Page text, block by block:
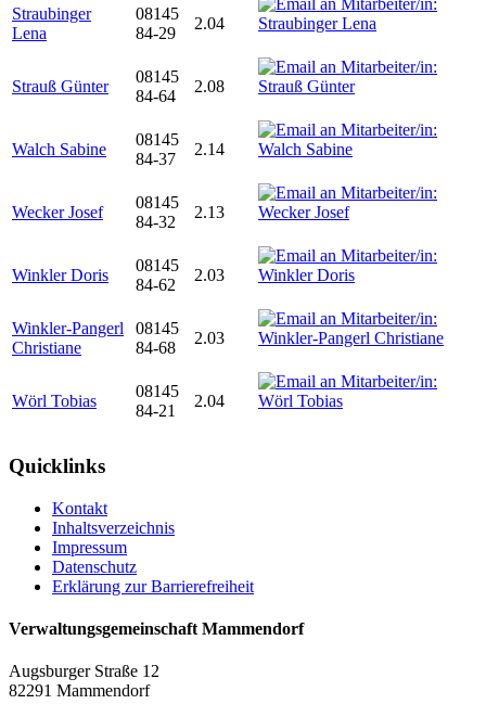
Straubinger
Lena
08145
84-29
2.04
Strauß Günter
08145
84-64
2.08
Walch Sabine
08145
84-37
2.14
Wecker Josef
08145
84-32
2.13
Winkler Doris
08145
84-62
2.03
Winkler-Pangerl
Christiane
08145
84-68
2.03
Wörl Tobias
08145
84-21
2.04
Quicklinks
Kontakt
Inhaltsverzeichnis
Impressum
Datenschutz
Erklärung zur Barrierefreiheit
Verwaltungsgemeinschaft Mammendorf
Augsburger Straße 12
82291 Mammendorf